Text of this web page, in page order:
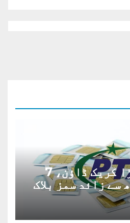
پی ٹی اے کا بڑا کریک ڈاؤن، 7